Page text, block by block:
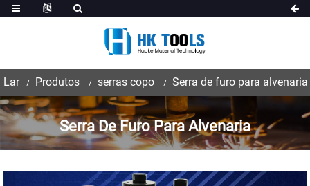
Lar Produtos serras copo Serra de furo para alvenaria
Serra De Furo Para Alvenaria